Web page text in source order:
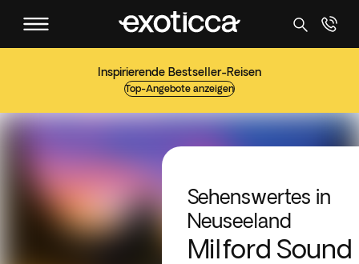
Inspirierende Bestseller-Reisen
Top-Angebote anzeigen
Sehenswertes in
Neuseeland
Milford Sound